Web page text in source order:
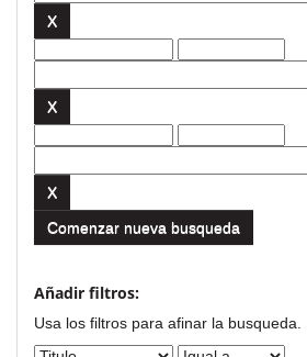
Comenzar nueva busqueda
Añadir filtros:
Usa los filtros para afinar la busqueda.